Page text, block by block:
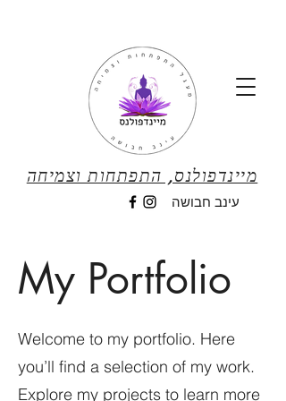
מיינדפולנס, התפתחות וצמיחה
עינב חבושה
My Portfolio
Welcome to my portfolio. Here
you’ll find a selection of my work.
Explore my projects to learn more